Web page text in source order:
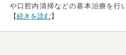
や口腔内清掃などの基本治療を行
【続きを読む】